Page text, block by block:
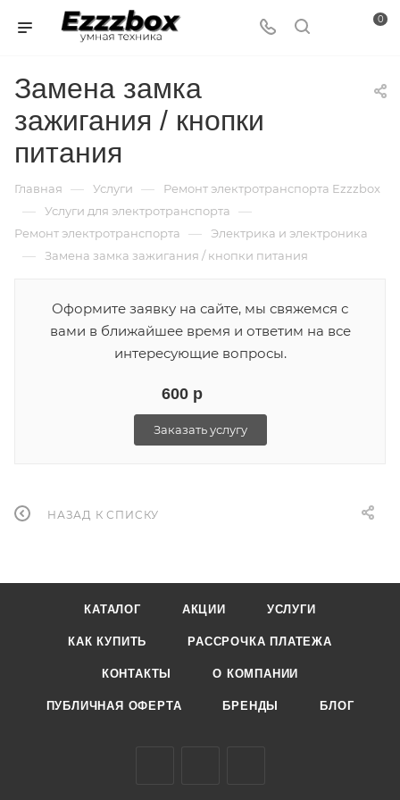
0
Замена замка
зажигания / кнопки
питания
Главная — Услуги — Ремонт электротранспорта Ezzzbox
— Услуги для электротранспорта —
Ремонт электротранспорта — Электрика и электроника
— Замена замка зажигания / кнопки питания
Оформите заявку на сайте, мы свяжемся с
вами в ближайшее время и ответим на все
интересующие вопросы.
600 р
Заказать услугу
НАЗАД К СПИСКУ
КАТАЛОГ АКЦИИ УСЛУГИ
КАК КУПИТЬ РАССРОЧКА ПЛАТЕЖА
КОНТАКТЫ О КОМПАНИИ
ПУБЛИЧНАЯ ОФЕРТА БРЕНДЫ БЛОГ